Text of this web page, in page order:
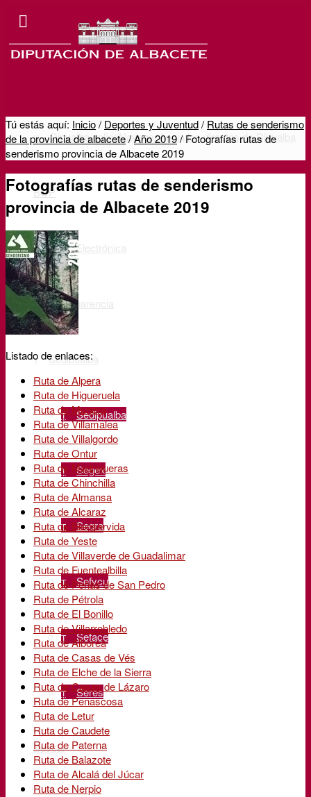
Dipualba onlineNavegar hacia los directos de Dipualba
BOP
Sede Electrónica
Transparencia
Sedipualba
Sedipualba
Segex
Segra
Sefycu
Seface
Seres
Buscar
Tú estás aquí: Inicio/ Deportes y Juventud/ Rutas de senderismo
de la provincia de albacete/Año 2019/ Fotografías rutas de
senderismo provincia de Albacete 2019
Fotografías rutas de senderismo
provincia de Albacete 2019
Listado de enlaces:
Ruta de Alpera
Ruta de Higueruela
Ruta de Munera
Ruta de Villamalea
Ruta de Villalgordo
Ruta de Ontur
Ruta de Madrigueras
Ruta de Chinchilla
Ruta de Almansa
Ruta de Alcaraz
Ruta de Bienservida
Ruta de Yeste
Ruta de Villaverde de Guadalimar
Ruta de Fuentealbilla
Ruta de Peñas de San Pedro
Ruta de Pétrola
Ruta de El Bonillo
Ruta de Villarrobledo
Ruta de Alborea
Ruta de Casas de Vés
Ruta de Elche de la Sierra
Ruta de Casas de Lázaro
Ruta de Peñascosa
Ruta de Letur
Ruta de Caudete
Ruta de Paterna
Ruta de Balazote
Ruta de Alcalá del Júcar
Ruta de Nerpio